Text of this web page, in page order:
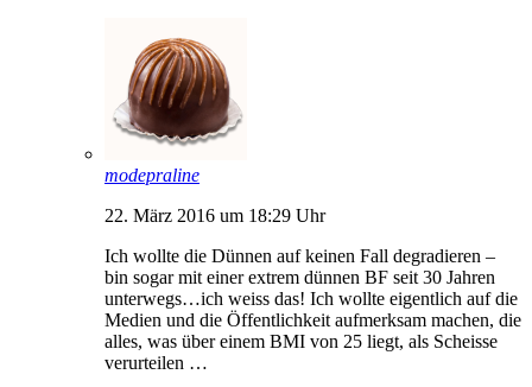
modepraline
22. März 2016 um 18:29 Uhr
Ich wollte die Dünnen auf keinen Fall degradieren –
bin sogar mit einer extrem dünnen BF seit 30 Jahren
unterwegs…ich weiss das! Ich wollte eigentlich auf die
Medien und die Öffentlichkeit aufmerksam machen, die
alles, was über einem BMI von 25 liegt, als Scheisse
verurteilen …